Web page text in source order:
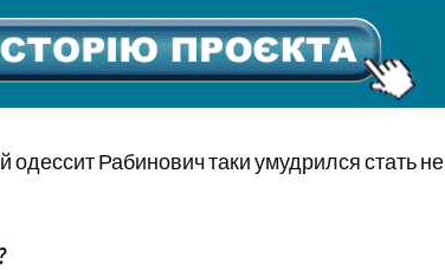
Рабинович таки умудрился стать не